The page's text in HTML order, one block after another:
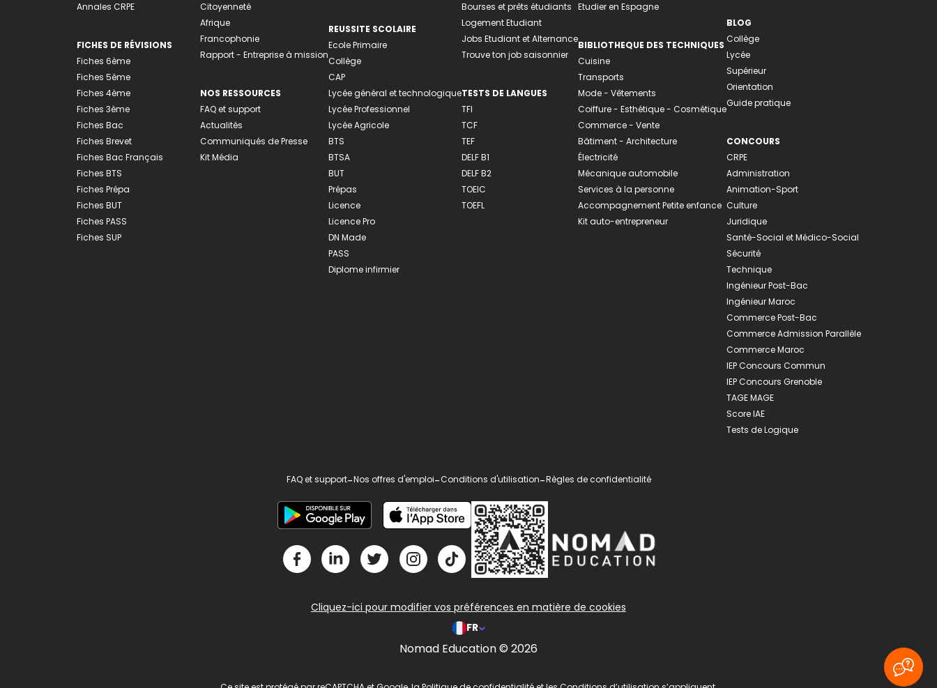
Annales CRPE
FICHES DE RÉVISIONS
Fiches 6ème
Fiches 5ème
Fiches 4ème
Fiches 3ème
Fiches Bac
Fiches Brevet
Fiches Bac Français
Fiches BTS
Fiches Prépa
Fiches BUT
Fiches PASS
Fiches SUP
Citoyenneté
Afrique
Francophonie
Rapport - Entreprise à mission
NOS RESSOURCES
FAQ et support
Actualités
Communiqués de Presse
Kit Média
REUSSITE SCOLAIRE
Ecole Primaire
Collège
CAP
Lycée général et technologique
Lycée Professionnel
Lycée Agricole
BTS
BTSA
BUT
Prépas
Licence
Licence Pro
DN Made
PASS
Diplome infirmier
Bourses et prêts étudiants
Logement Etudiant
Jobs Etudiant et Alternance
Trouve ton job saisonnier
TESTS DE LANGUES
TFI
TCF
TEF
DELF B1
DELF B2
TOEIC
TOEFL
Etudier en Espagne
BIBLIOTHEQUE DES TECHNIQUES
Cuisine
Transports
Mode - Vêtements
Coiffure - Esthétique - Cosmétique
Commerce - Vente
Bâtiment - Architecture
Électricité
Mécanique automobile
Services à la personne
Accompagnement Petite enfance
Kit auto-entrepreneur
BLOG
Collège
Lycée
Supérieur
Orientation
Guide pratique
CONCOURS
CRPE
Administration
Animation-Sport
Culture
Juridique
Santé-Social et Médico-Social
Sécurité
Technique
Ingénieur Post-Bac
Ingénieur Maroc
Commerce Post-Bac
Commerce Admission Parallèle
Commerce Maroc
IEP Concours Commun
IEP Concours Grenoble
TAGE MAGE
Score IAE
Tests de Logique
FAQ et support-Nos offres d'emploi-Conditions d'utilisation-Règles de confidentialité
Cliquez-ici pour modifier vos préférences en matière de cookies
FR
Nomad Education © 2026